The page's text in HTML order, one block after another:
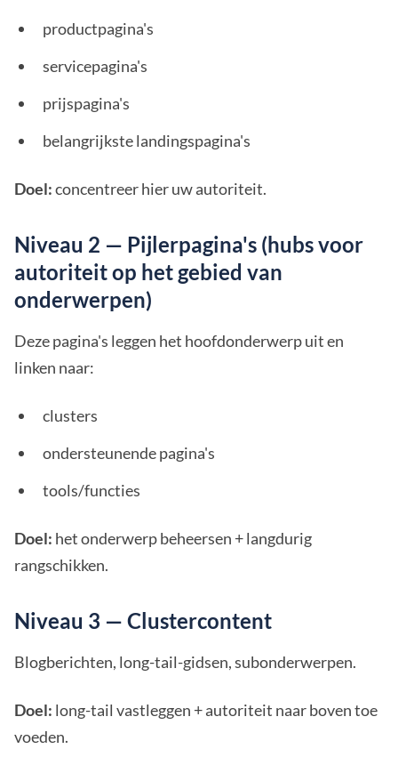
productpagina's
servicepagina's
prijspagina's
belangrijkste landingspagina's
Doel:concentreer hier uw autoriteit.
Niveau 2 — Pijlerpagina's (hubs voor
autoriteit op het gebied van
onderwerpen)
Deze pagina's leggen het hoofdonderwerp uit en
linken naar:
clusters
ondersteunende pagina's
tools/functies
Doel: het onderwerp beheersen + langdurig
rangschikken.
Niveau 3 — Clustercontent
Blogberichten, long-tail-gidsen, subonderwerpen.
Doel: long-tail vastleggen + autoriteit naar boven toe
voeden.